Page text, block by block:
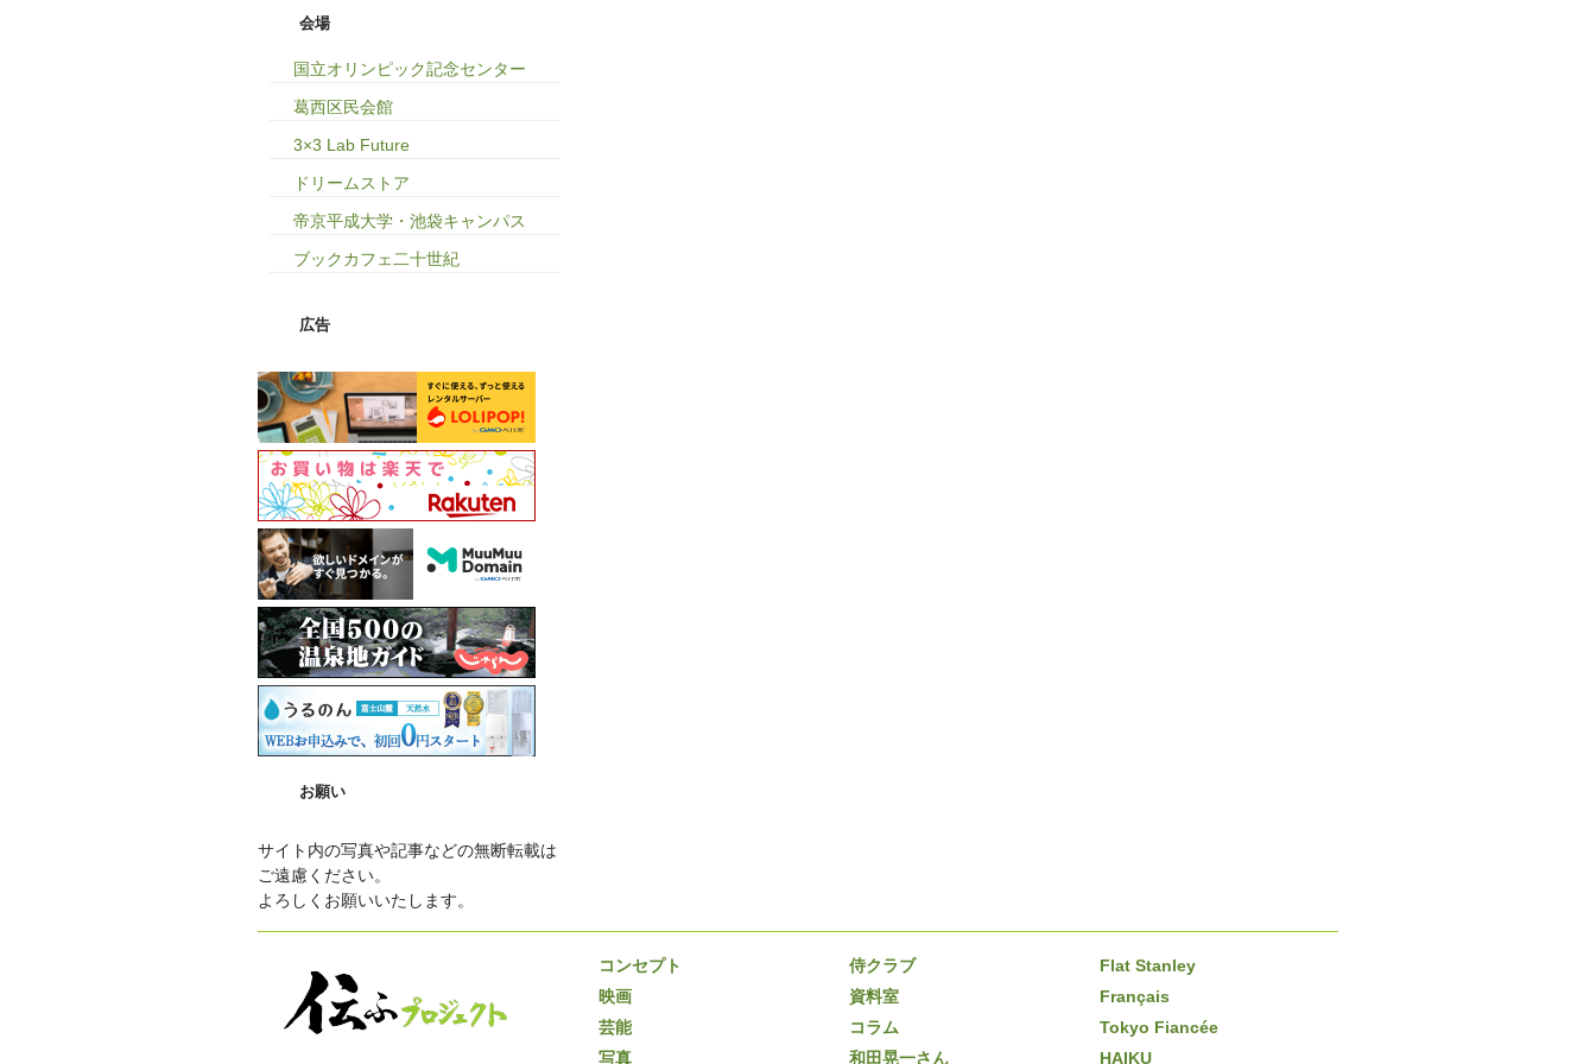
会場
国立オリンピック記念センター
葛西区民会館
3×3 Lab Future
ドリームストア
帝京平成大学・池袋キャンパス
ブックカフェ二十世紀
広告
お願い
サイト内の写真や記事などの無断転載は
ご遠慮ください。
よろしくお願いいたします。
コンセプト
映画
芸能
写真
侍クラブ
資料室
コラム
和田晃一さん
Flat Stanley
Français
Tokyo Fiancée
HAIKU